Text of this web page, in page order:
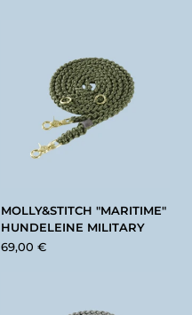
MOLLY&STITCH "MARITIME"
HUNDELEINE MILITARY
69,00 €